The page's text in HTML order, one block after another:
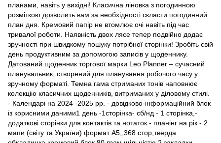
планами, навіть у вихідні! Класична ліновка з погодинною
розміткою дозволить вам за необхідності скласти погодинний
план дня. Кремовий папір не втомлює очі навіть під час
тривалої роботи. Наявність двох лясе тепер подвійно додає
зручності при швидкому пошуку потрібної сторінки! Зробіть свій
день продуктивним за допомогою записів у щоденнику.
Датований щоденник торгової марки Leo Planner – сучасний
планувальник, створений для планування робочого часу у
зручному форматі. Темна гама стриманих тонів наповнює
колекцію класичних щоденників, витриманих у діловому стилі.
- Календарі на 2024 -2025 рр. - довідково-інформаційний блок
із корисними даними1 день -1сторінка- сб/нд - 1 сторінка,-
додаткові сторінки для контактів та нотаток - планінг на рік - 2
мапи (світу та України) формат А5,,368 стор,тверда